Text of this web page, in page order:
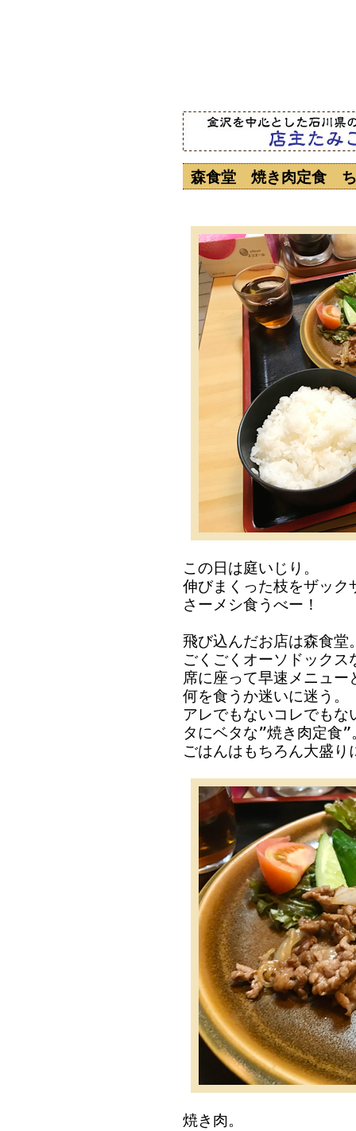
森食堂 焼き肉定食 ち
この日は庭いじり。
伸びまくった枝をザック
さーメシ食うべー！
飛び込んだお店は森食堂
ごくごくオーソドック
席に座って早速メニュー
何を食うか迷いに迷う。
アレでもないコレでも
タにベタな”焼き肉定食”
ごはんはもちろん大盛
焼き肉。